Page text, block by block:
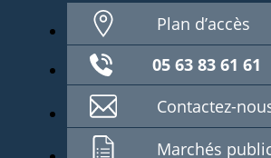
Plan d’accès
05 63 83 61 61
Contactez-
Marchés